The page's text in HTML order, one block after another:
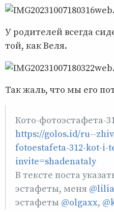
У родителей всегда
той, как Веля.
Так жаль, что мы его
Кото-фотоэстафета-
https://golos.id/ru--
fotoestafeta-312-kot-i-
invite=shadenataly
В тексте поста
эстафеты, меня @lilia
эстафеты @olgaxx,